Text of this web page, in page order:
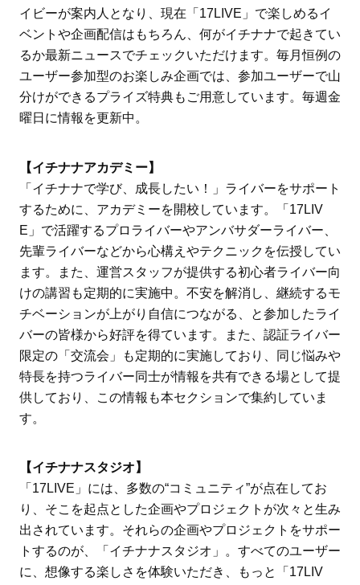
イビーが案内人となり、現在「17LIVE」で楽しめるイ
ベントや企画配信はもちろん、何がイチナナで起きてい
るか最新ニュースでチェックいただけます。毎月恒例の
ユーザー参加型のお楽しみ企画では、参加ユーザーで山
分けができるプライズ特典もご用意しています。毎週金
曜日に情報を更新中。
【イチナナアカデミー】
「イチナナで学び、成長したい！」ライバーをサポート
するために、アカデミーを開校しています。「17LIV
E」で活躍するプロライバーやアンバサダーライバー、
先輩ライバーなどから心構えやテクニックを伝授してい
ます。また、運営スタッフが提供する初心者ライバー向
けの講習も定期的に実施中。不安を解消し、継続するモ
チベーションが上がり自信につながる、と参加したライ
バーの皆様から好評を得ています。また、認証ライバー
限定の「交流会」も定期的に実施しており、同じ悩みや
特長を持つライバー同士が情報を共有できる場として提
供しており、この情報も本セクションで集約していま
す。
【イチナナスタジオ】
「17LIVE」には、多数の“コミュニティ”が点在してお
り、そこを起点とした企画やプロジェクトが次々と生み
出されています。それらの企画やプロジェクトをサポー
トするのが、「イチナナスタジオ」。すべてのユーザー
に、想像する楽しさを体験いただき、もっと「17LIV